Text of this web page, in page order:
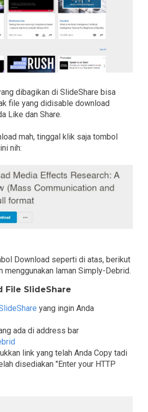
dibagikan di SlideShare bisa
file yang didisable download
Like dan Share.
mah, tinggal klik saja tombol
nih:
Download seperti di atas, berikut
menggunakan laman Simply-Debrid.
File SlideShare
yang ingin Anda
ada di address bar
link yang telah Anda Copy tadi
disediakan "Enter your HTTP